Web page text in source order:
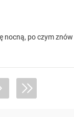
nocną, po czym